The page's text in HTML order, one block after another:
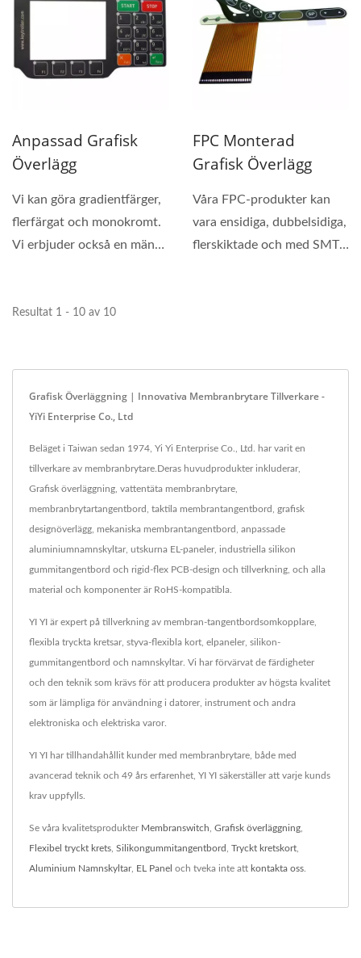
Anpassad Grafisk
Överlägg
Vi kan göra gradientfärger,
flerfärgat och monokromt.
Vi erbjuder också en mängd
FPC Monterad
Grafisk Överlägg
Våra FPC-produkter kan
vara ensidiga, dubbelsidiga,
flerskiktade och med SMT
Resultat 1 - 10 av 10
Grafisk Överläggning | Innovativa Membranbrytare Tillverkare -
YiYi Enterprise Co., Ltd
Beläget i Taiwan sedan 1974, Yi Yi Enterprise Co., Ltd. har varit en
tillverkare av membranbrytare.Deras huvudprodukter inkluderar,
Grafisk överläggning, vattentäta membranbrytare,
membranbrytartangentbord, taktila membrantangentbord, grafisk
designöverlägg, mekaniska membrantangentbord, anpassade
aluminiumnamnskyltar, utskurna EL-paneler, industriella silikon
gummitangentbord och rigid-flex PCB-design och tillverkning, och alla
material och komponenter är RoHS-kompatibla.
YI YI är expert på tillverkning av membran-tangentbordsomkopplare,
flexibla tryckta kretsar, styva-flexibla kort, elpaneler, silikon-
gummitangentbord och namnskyltar. Vi har förvärvat de färdigheter
och den teknik som krävs för att producera produkter av högsta kvalitet
som är lämpliga för användning i datorer, instrument och andra
elektroniska och elektriska varor.
YI YI har tillhandahållit kunder med membranbrytare, både med
avancerad teknik och 49 års erfarenhet, YI YI säkerställer att varje kunds
krav uppfylls.
Se våra kvalitetsprodukter Membranswitch Grafisk överläggning
Flexibel tryckt krets Silikongummitangentbord Tryckt kretskort
Aluminium Namnskyltar, EL Panel och tveka inte att kontakta oss